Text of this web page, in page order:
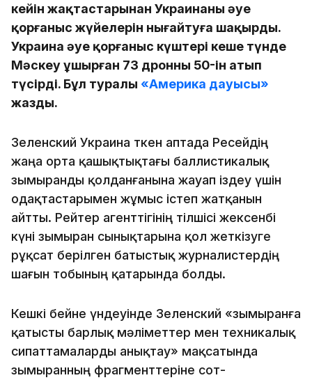
кейін жақтастарынан Украинаның әуе
қорғаныс жүйелерін нығайтуға шақырды.
Украина әуе қорғаныс күштері кеше түнде
Мәскеу ұшырған 73 дронның 50-ін атып
түсірді. Бұл туралы «Америка дауысы»
жазды.
Зеленский Украина өткен аптада Ресейдің
жаңа орта қашықтықтағы баллистикалық
зымыранды қолданғанына жауап іздеу үшін
одақтастарымен жұмыс істеп жатқанын
айтты. Рейтер агенттігінің тілшісі жексенбі
күні зымыран сынықтарына қол жеткізуге
рұқсат берілген батыстық журналистердің
шағын тобының қатарында болды.
Кешкі бейне үндеуінде Зеленский «зымыранға
қатысты барлық мәліметтер мен техникалық
сипаттамаларды анықтау» мақсатында
зымыранның фрагменттеріне сот-